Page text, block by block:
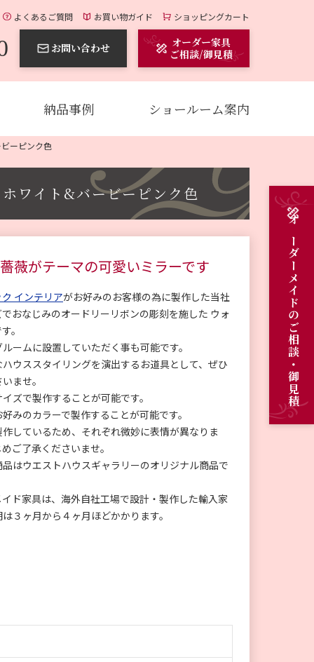
よくあるご質問 お買い物ガイド ショッピングカート
お問い合わせ
オーダー家具
ご相談/御見積
納品事例 ショールーム案内
オーダーメイドのご相談・御見積
ーピンク色
ワイト&バービーピンク色
薇がテーマの可愛いミラーです
インテリアがお好みのお客様の為に製作した当社
おなじみのオードリーリボンの彫刻を施した ウォ
。
ームに設置していただく事も可能です。
ウススタイリングを演出するお道具として、ぜひ
ませ。
ズで製作することが可能です。
みのカラーで製作することが可能です。
しているため、それぞれ微妙に表情が異なりま
ご了承くださいませ。
はウエストハウスギャラリーのオリジナル商品で
ド家具は、海外自社工場で設計・製作した輸入家
３ヶ月から４ヶ月ほどかかります。